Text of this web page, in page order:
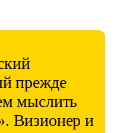
прежде
мыслить
Визионер и